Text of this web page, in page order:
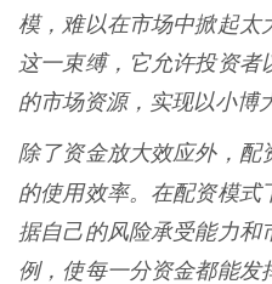
模，难以在市场中掀起太
这一束缚，它允许投资者
的市场资源，实现以小博
除了资金放大效应外，配
的使用效率。在配资模式
据自己的风险承受能力和
例，使每一分资金都能发